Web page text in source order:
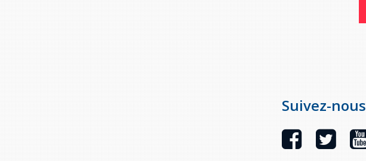
Suivez-nous